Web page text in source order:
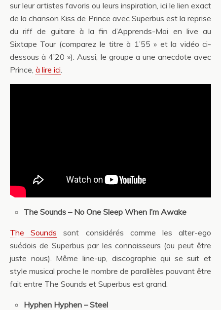
sur leur artistes favoris ou leurs inspiration, ici le lien exact
de la chanson Kiss de Prince avec Superbus est la reprise
du riff de guitare à la fin d’Apprends-Moi en live au
Sixtape Tour (comparez le titre à 1’55 » et la vidéo ci-
dessous à 4’20 »). Aussi, le groupe a une anecdote avec
Prince, à lire ici.
The Sounds – No One Sleep When I’m Awake
The Sounds sont considérés comme les alter-ego
suédois de Superbus par les connaisseurs (ou peut être
juste nous). Même line-up, discographie qui se suit et
style musical proche le nombre de parallèles pouvant être
fait entre The Sounds et Superbus est grand.
Hyphen Hyphen – Steel